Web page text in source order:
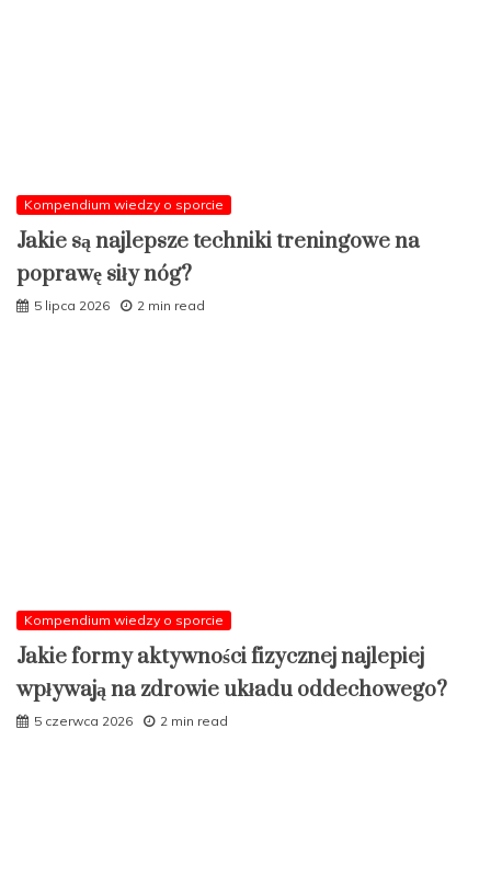
Kompendium wiedzy o sporcie
Jakie są najlepsze techniki treningowe na
poprawę siły nóg?
5 lipca 2026 2 min read
Kompendium wiedzy o sporcie
Jakie formy aktywności fizycznej najlepiej
wpływają na zdrowie układu oddechowego?
5 czerwca 2026 2 min read